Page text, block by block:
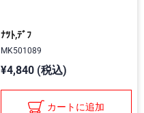
ﾅﾂﾄ,ﾃﾞﾌ
MK501089
¥4,840 (税込)
カートに追加